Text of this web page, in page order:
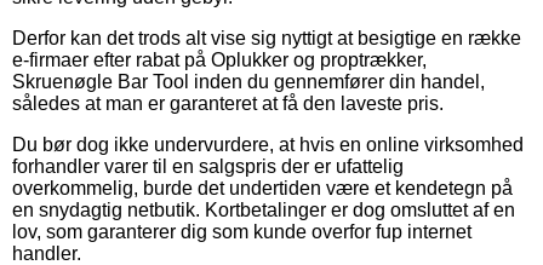
Derfor kan det trods alt vise sig nyttigt at besigtige en række
e-firmaer efter rabat på Oplukker og proptrækker,
Skruenøgle Bar Tool inden du gennemfører din handel,
således at man er garanteret at få den laveste pris.
Du bør dog ikke undervurdere, at hvis en online virksomhed
forhandler varer til en salgspris der er ufattelig
overkommelig, burde det undertiden være et kendetegn på
en snydagtig netbutik. Kortbetalinger er dog omsluttet af en
lov, som garanterer dig som kunde overfor fup internet
handler.